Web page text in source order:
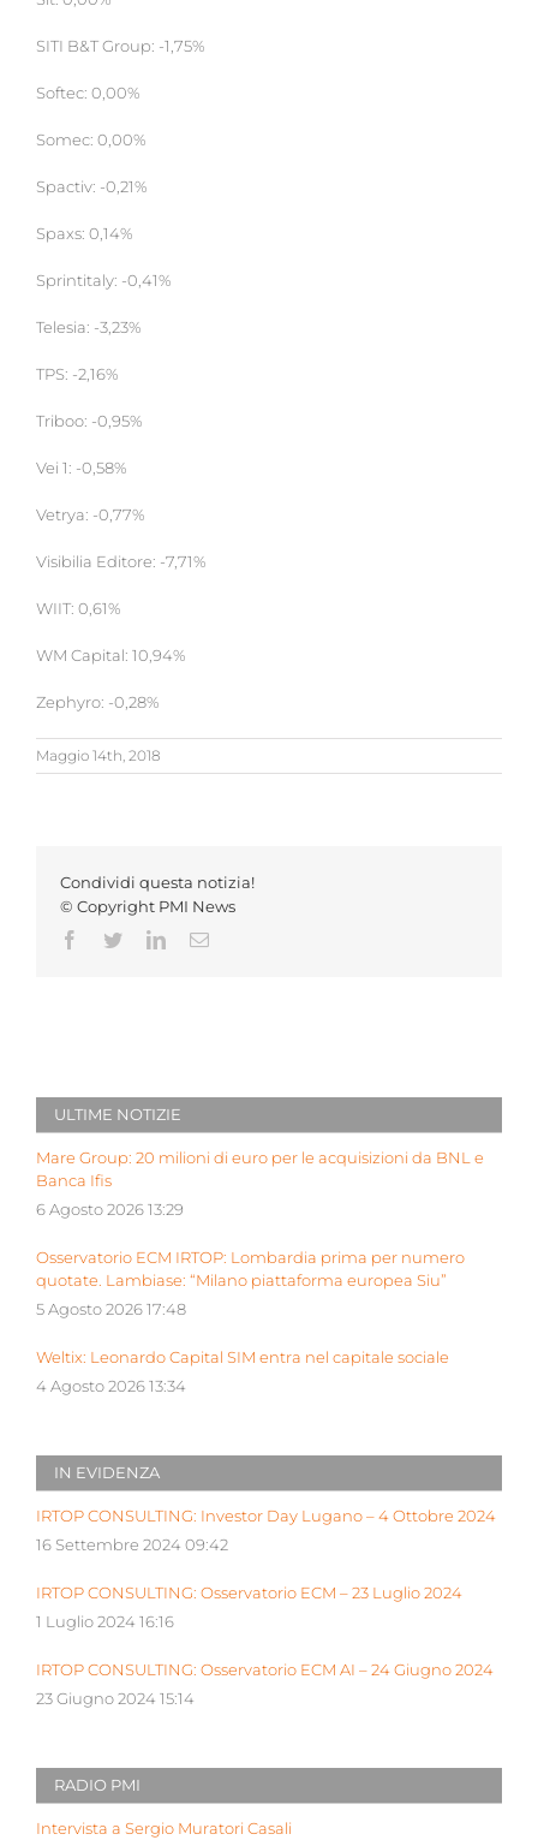
SITI B&T Group: -1,75%
Softec: 0,00%
Somec: 0,00%
Spactiv: -0,21%
Spaxs: 0,14%
Sprintitaly: -0,41%
Telesia: -3,23%
TPS: -2,16%
Triboo: -0,95%
Vei 1: -0,58%
Vetrya: -0,77%
Visibilia Editore: -7,71%
WIIT: 0,61%
WM Capital: 10,94%
Zephyro: -0,28%
Maggio 14th, 2018
Condividi questa notizia!
© Copyright PMI News
Facebook
TwitterLinkedInEmail
ULTIME NOTIZIE
Mare Group: 20 milioni di euro per le acquisizioni da BNL e
Banca Ifis
6 Agosto 2026 13:29
Osservatorio ECM IRTOP: Lombardia prima per numero
quotate. Lambiase: “Milano piattaforma europea Siu”
5 Agosto 2026 17:48
Weltix: Leonardo Capital SIM entra nel capitale sociale
4 Agosto 2026 13:34
IN EVIDENZA
IRTOP CONSULTING: Investor Day Lugano – 4 Ottobre 2024
16 Settembre 2024 09:42
IRTOP CONSULTING: Osservatorio ECM – 23 Luglio 2024
1 Luglio 2024 16:16
IRTOP CONSULTING: Osservatorio ECM AI – 24 Giugno 2024
23 Giugno 2024 15:14
RADIO PMI
Intervista a Sergio Muratori Casali